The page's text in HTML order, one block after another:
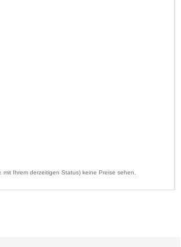
mit Ihrem derzeitigen Status) keine Preise sehen.